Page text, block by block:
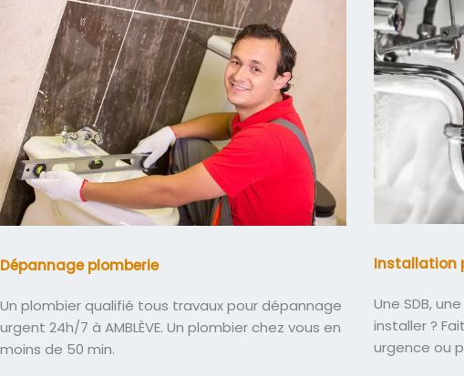
Dépannage plomberie
Un plombier qualifié tous travaux pour dépannage
urgent 24h/7 à AMBLÈVE. Un plombier chez vous en
moins de 50 min.
Installation
Une SDB,
installer ?
urgence ou